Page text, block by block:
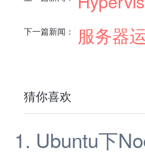
下一篇新闻： 服务器
猜你喜欢
Ubuntu下